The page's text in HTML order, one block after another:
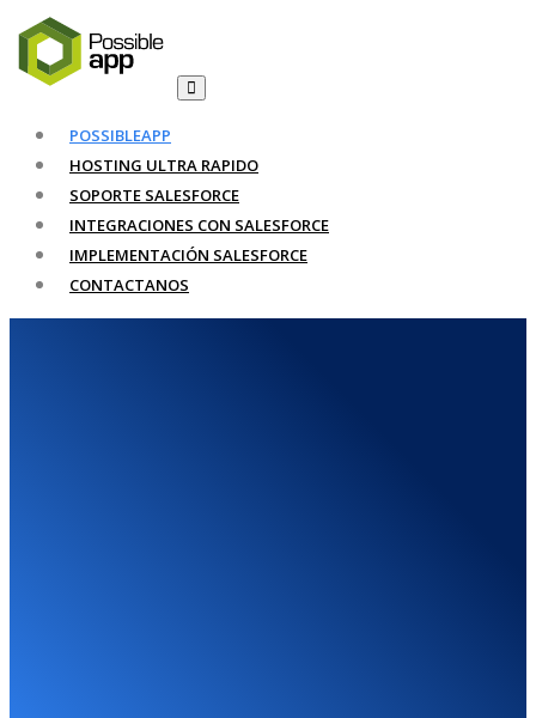
POSSIBLEAPP
HOSTING ULTRA RAPIDO
SOPORTE SALESFORCE
INTEGRACIONES CON SALESFORCE
IMPLEMENTACIÓN SALESFORCE
CONTACTANOS